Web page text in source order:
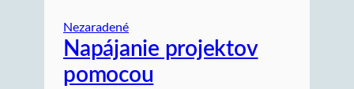
Nezaradené
Napájanie projektov
pomocou